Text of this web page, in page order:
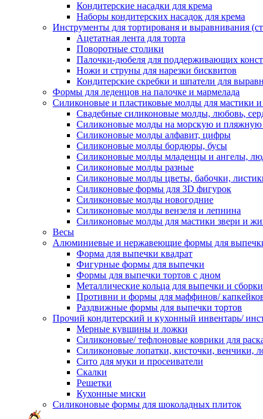
Кондитерские насадки для крема
Наборы кондитерских насадок для крема
Инструменты для тортированя и выравнивания
Ацетатная лента для торта
Поворотные столики
Палочки-дюбеля для поддерживающих
Ножи и струны для нарезки бисквитов
Кондитерские скребки и шпатели для
Формы для леденцов на палочке и мармелада
Силиконовые и пластиковые молды для мастики и
Свадебные силиконовые молды, любовь,
Силиконовые молды на морскую и пляжную
Силиконовые молды алфавит, цифры
Силиконовые молды бордюры, бусы
Силиконовые молды младенцы и ангелы,
Силиконовые молды разные
Силиконовые молды цветы, бабочки,
Силиконовые формы для 3D фигурок
Силиконовые молды новогодние
Силиконовые молды вензеля и лепнина
Силиконовые молды для мастики звери и
Весы
Алюминиевые и нержавеющие формы для
Форма для выпечки квадрат
Фигурные формы для выпечки
Формы для выпечки тортов с дном
Металлические кольца для выпечки и
Противни и формы для маффинов/
Раздвижные формы для выпечки тортов
Прочий кондитерский и кухонный инвентарь/
Мерные кувшины и ложки
Силиконовые/ тефлоновые коврики для
Силиконовые лопатки, кисточки, венчики,
Сито для муки и просеиватели
Скалки
Решетки
Кухонные миски
Силиконовые формы для шоколадных плиток